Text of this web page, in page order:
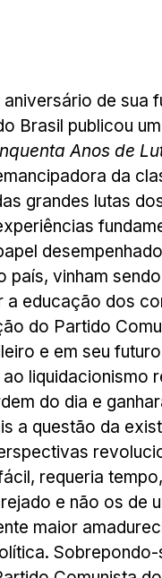
de sua
Brasil publicou
Anos de
da
grandes lutas
país, vinham
educação dos
do Partido
e em seu
liquidacionismo
do dia e
a questão da
requeria
e não os de
maior